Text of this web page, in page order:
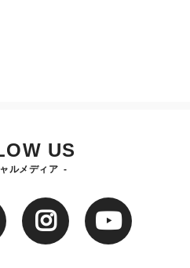
US
ルメディア